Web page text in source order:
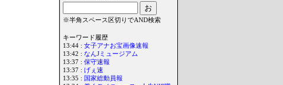
※半角スペース区切りでAND検索
キーワード履歴
13:44 : 女子アナお宝画像速報
13:42 : なんJミュージアム
13:37 : 保守速報
13:37 : げぇ速
13:35 : 国家総動員報